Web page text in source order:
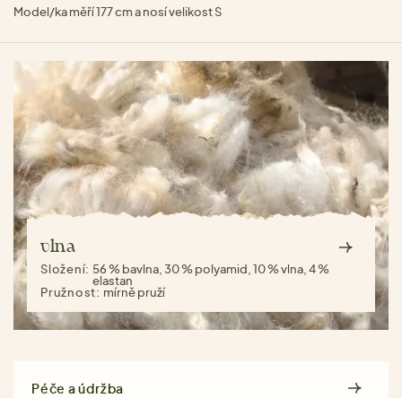
Model/ka měří 177 cm a nosí velikost S
vlna
Složení: 56 % bavlna, 30 % polyamid, 10 % vlna, 4 %
elastan
Pružnost: mírně pruží
Péče a údržba